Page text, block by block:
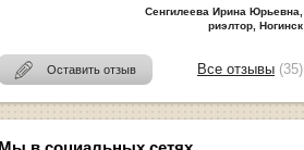
Сенгилеева Ирина Юрьевна,
риэлтор, Ногинск
Оставить отзыв Все отзывы (35)